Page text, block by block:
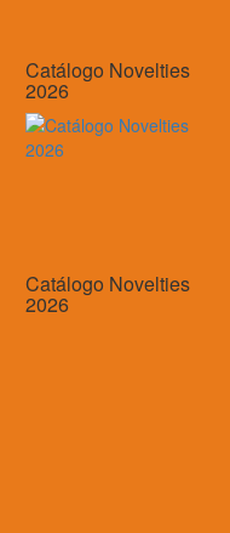
Catálogo Novelties
2026
Catálogo Novelties
2026